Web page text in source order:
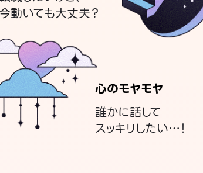
今動いても大丈夫？
心のモヤモヤ
誰かに話して
スッキリしたい…！